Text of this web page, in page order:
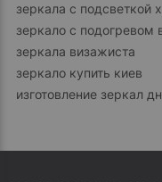
зеркала с подсветкой
зеркало с подогревом
зеркала визажиста
зеркало купить киев
изготовление зеркал